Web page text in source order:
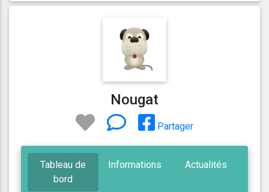
Nougat
Partager
Tableau de
bord
Informations Actualités